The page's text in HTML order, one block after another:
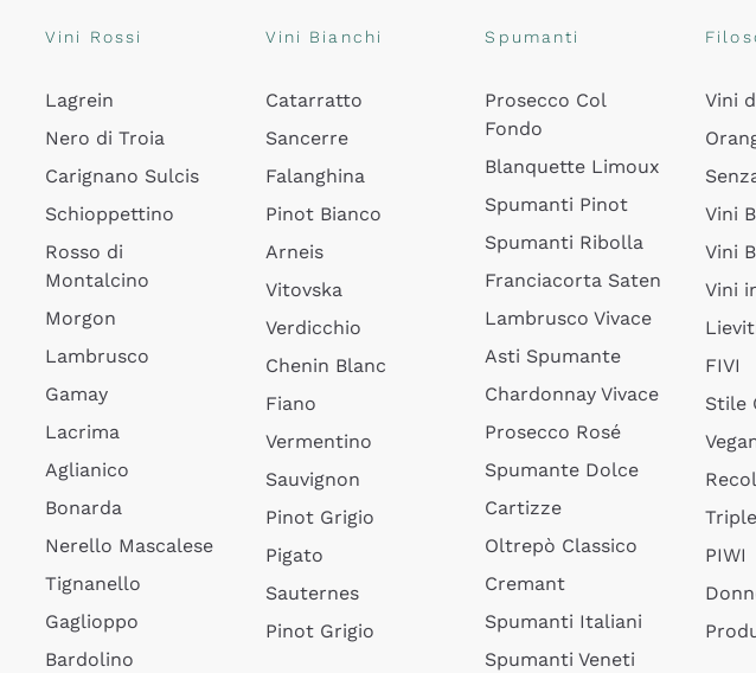
Vini Rossi
Lagrein
Nero di Troia
Carignano Sulcis
Schioppettino
Rosso di
Montalcino
Morgon
Lambrusco
Gamay
Lacrima
Aglianico
Bonarda
Nerello Mascalese
Tignanello
Gaglioppo
Bardolino
Vini Bianchi
Catarratto
Sancerre
Falanghina
Pinot Bianco
Arneis
Vitovska
Verdicchio
Chenin Blanc
Fiano
Vermentino
Sauvignon
Pinot Grigio
Pigato
Sauternes
Pinot Grigio
Spumanti
Prosecco Col
Fondo
Blanquette Limoux
Spumanti Pinot
Spumanti Ribolla
Franciacorta Saten
Lambrusco Vivace
Asti Spumante
Chardonnay Vivace
Prosecco Rosé
Spumante Dolce
Cartizze
Oltrepò Classico
Cremant
Spumanti Italiani
Spumanti Veneti
Vini
Vini
Vini
Vini
FIVI
Stile
PIWI